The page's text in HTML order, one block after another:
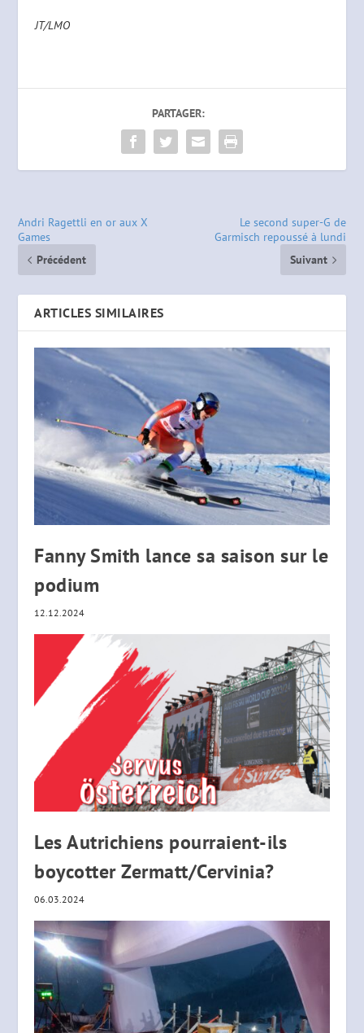
JT/LMO
PARTAGER:
Andri Ragettli en or aux X
Games
Précédent
Le second super-G de
Garmisch repoussé à lundi
Suivant
ARTICLES SIMILAIRES
Fanny Smith lance sa saison sur le
podium
12.12.2024
Les Autrichiens pourraient-ils
boycotter Zermatt/Cervinia?
06.03.2024